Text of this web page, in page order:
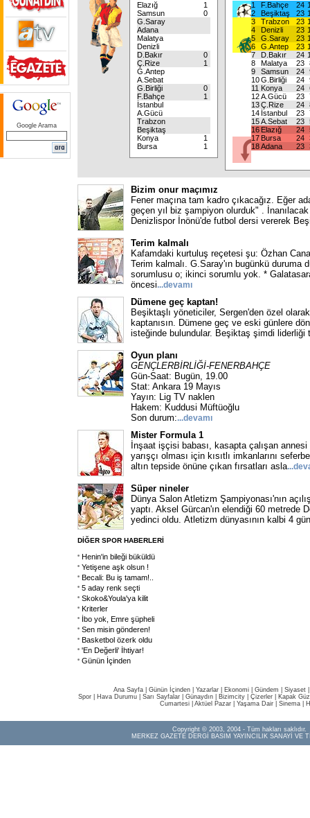
Google Arama
Elazığ
1
Samsun
0
G.Saray
Adana
Malatya
Denizli
D.Bakır
0
Ç.Rize
1
G.Antep
A.Sebat
G.Birliği
0
F.Bahçe
1
İstanbul
A.Gücü
Trabzon
Beşiktaş
Konya
1
Bursa
1
1 F.Bahçe 24
2
Beşiktaş 23
3
Trabzon 23
4
Denizli 23
5
G.Saray 23
6
G.Antep 23
7
D.Bakır 24
8
Malatya 23
9
Samsun 24
10G.Birliği 24
11 Konya 24
12A.Gücü 23
13Ç.Rize 24
14 İstanbul 23
15A.Sebat 23
16 Elazığ 24
17Bursa 24
18Adana 23
Bizim onur maçımız
Fener maçına tam kadro çıkacağız. Eğer
geçen yıl biz şampiyon olurduk" .
Denizlispor İnönü'de futbol dersi vererek
Terim kalmalı
Kafamdaki kurtuluş reçetesi şu: Özhan
Terim kalmalı. G.Saray'ın bugünkü duruma
sorumlusu o; ikinci sorumlu yok. *
öncesi...devamı
Dümene geç kaptan!
Beşiktaşlı yöneticiler, Sergen'den özel
kaptanısın. Dümene geç ve eski günlere
isteğinde bulundular. Beşiktaş şimdi liderliği
Oyun planı
GENÇLERBİRLİĞİ-FENERBAHÇE
Gün-Saat: Bugün, 19.00
Stat: Ankara 19 Mayıs
Yayın: Lig TV naklen
Hakem: Kuddusi Müftüoğlu
Son durum:...devamı
Mister Formula 1
İnşaat işçisi babası, kasapta çalışan annesi
yarışçı olması için kısıtlı imkanlarını
altın tepside önüne çıkan fırsatları asla
Süper nineler
Dünya Salon Atletizm Şampiyonası'nın
yaptı. Aksel Gürcan'ın elendiği 60 metrede
yedinci oldu. Atletizm dünyasının kalbi 4
DİĞER SPOR HABERLERİ
Henin'in bileği büküldü
Yetişene aşk olsun !
Becali: Bu iş tamam!..
5 aday renk seçti
Skoko&Youla'ya kilit
Kriterler
İbo yok, Emre şüpheli
Sen misin gönderen!
Basketbol özerk oldu
'En Değerli' İhtiyar!
Günün İçinden
Ana Sayfa| Günün İçinden| Yazarlar| Ekonomi| Gündem Siyaset
Spor
Hava Durumu Sarı Sayfalar Günaydın Bizimcity Çizerler
Kapak
Cumartesi
Aktüel Pazar Yaşama Dair Sinema
Copyright © 2003, 2004 - Tüm hakları saklıdır.
MERKEZ GAZETE DERGİ BASIM YAYINCILIK SANAYİ VE